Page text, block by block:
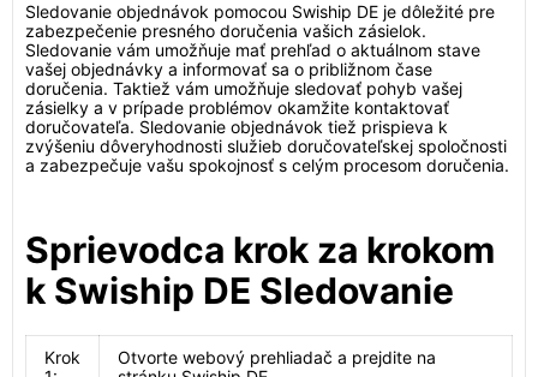
Sledovanie objednávok pomocou Swiship DE je dôležité pre
zabezpečenie presného doručenia vašich zásielok.
Sledovanie vám umožňuje mať prehľad o aktuálnom stave
vašej objednávky a informovať sa o približnom čase
doručenia. Taktiež vám umožňuje sledovať pohyb vašej
zásielky a v prípade problémov okamžite kontaktovať
doručovateľa. Sledovanie objednávok tiež prispieva k
zvýšeniu dôveryhodnosti služieb doručovateľskej spoločnosti
a zabezpečuje vašu spokojnosť s celým procesom doručenia.
Sprievodca krok za krokom
k Swiship DE Sledovanie
Krok
Otvorte webový prehliadač a prejdite na